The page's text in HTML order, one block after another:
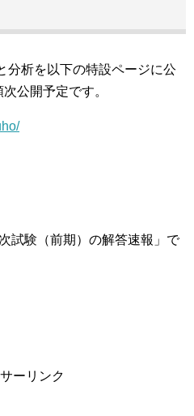
分析を以下の特設ページに公
公開予定です。
試験（前期）の解答速報」で
ーリンク